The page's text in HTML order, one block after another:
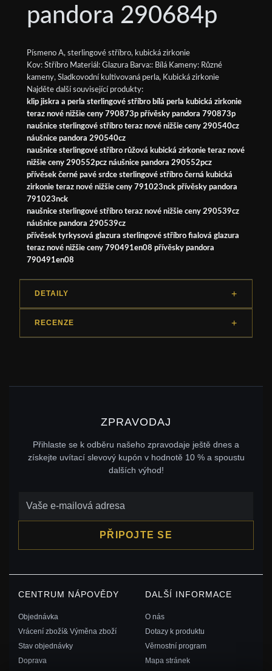
pandora 290684p
Písmeno A, sterlingové stříbro, kubická zirkonie
Kov: Stříbro Materiál: Glazura Barva:: Bílá Kameny: Různé
kameny, Sladkovodní kultivovaná perla, Kubická zirkonie
Najděte další související produkty:
klip jiskra a perla sterlingové stříbro bílá perla kubická zirkonie
teraz nové nižšie ceny 790873p přívěsky pandora 790873p
naušnice sterlingové stříbro teraz nové nižšie ceny 290540cz
náušnice pandora 290540cz
naušnice sterlingové stříbro růžová kubická zirkonie teraz nové
nižšie ceny 290552pcz náušnice pandora 290552pcz
přívěsek černé pavé srdce sterlingové stříbro černá kubická
zirkonie teraz nové nižšie ceny 791023nck přívěsky pandora
791023nck
naušnice sterlingové stříbro teraz nové nižšie ceny 290539cz
náušnice pandora 290539cz
přívěsek tyrkysová glazura sterlingové stříbro fialová glazura
teraz nové nižšie ceny 790491en08 přívěsky pandora
790491en08
DETAILY
RECENZE
ZPRAVODAJ
Přihlaste se k odběru našeho zpravodaje ještě dnes a
získejte uvítací slevový kupón v hodnotě 10 % a spoustu
dalších výhod!
PŘIPOJTE SE
CENTRUM NÁPOVĚDY
Objednávka
Vrácení zboží& Výměna zboží
Stav objednávky
Doprava
DALŠÍ INFORMACE
O nás
Dotazy k produktu
Věrnostní program
Mapa stránek